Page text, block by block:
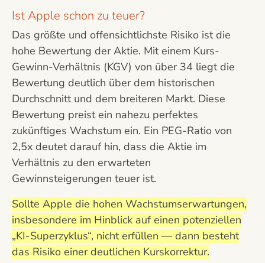
Ist Apple schon zu teuer?
Das größte und offensichtlichste Risiko ist die
hohe Bewertung der Aktie. Mit einem Kurs-
Gewinn-Verhältnis (KGV) von über 34 liegt die
Bewertung deutlich über dem historischen
Durchschnitt und dem breiteren Markt. Diese
Bewertung preist ein nahezu perfektes
zukünftiges Wachstum ein. Ein PEG-Ratio von
2,5x deutet darauf hin, dass die Aktie im
Verhältnis zu den erwarteten
Gewinnsteigerungen teuer ist.
Sollte Apple die hohen Wachstumserwartungen,
insbesondere im Hinblick auf einen potenziellen
„KI-Superzyklus“, nicht erfüllen — dann besteht
das Risiko einer deutlichen Kurskorrektur.